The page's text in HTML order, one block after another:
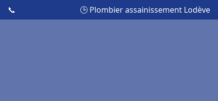
📞 🕒 Plombier assainissement Lodève